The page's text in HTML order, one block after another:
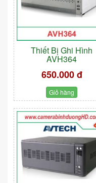
Thiết Bị Ghi Hình
AVH364
650.000 đ
Giỏ hàng